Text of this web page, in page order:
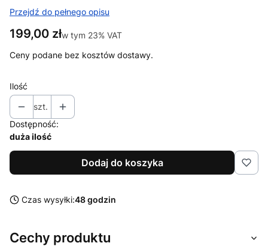
Przejdź do pełnego opisu
Cena
199,00 złw tym 23% VAT
w tym 23% VAT
Ceny podane bez kosztów dostawy.
Ilość
szt.
Dostępność:
duża ilość
Dodaj do koszyka
Czas wysyłki:48 godzin
Cechy produktu